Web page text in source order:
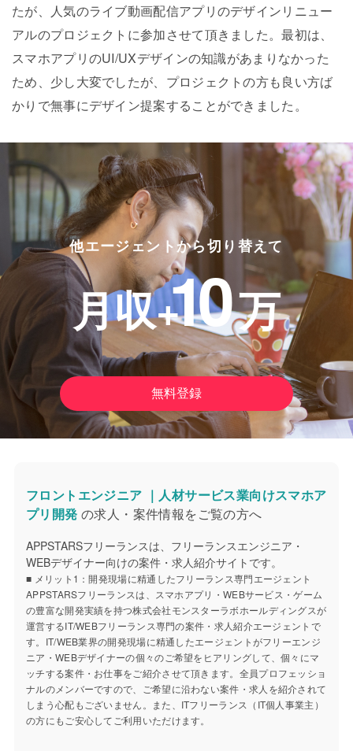
たが、人気のライブ動画配信アプリのデザインリニュー
アルのプロジェクトに参加させて頂きました。最初は、
スマホアプリのUI/UXデザインの知識があまりなかった
ため、少し大変でしたが、プロジェクトの方も良い方ば
かりで無事にデザイン提案することができました。
他エージェントから切り替えて
月収+10 万
無料登録
フロントエンジニア ｜人材サービス業向けスマホア
プリ開発 の求人・案件情報をご覧の方へ
APPSTARSフリーランスは、フリーランスエンジニア・
WEBデザイナー向けの案件・求人紹介サイトです。
■ メリット1：開発現場に精通したフリーランス専門エージェント
APPSTARSフリーランスは、スマホアプリ・WEBサービス・ゲーム
の豊富な開発実績を持つ株式会社モンスターラボホールディングスが
運営するIT/WEBフリーランス専門の案件・求人紹介エージェントで
す。IT/WEB業界の開発現場に精通したエージェントがフリーエンジ
ニア・WEBデザイナーの個々のご希望をヒアリングして、個々にマ
ッチする案件・お仕事をご紹介させて頂きます。全員プロフェッショ
ナルのメンバーですので、ご希望に沿わない案件・求人を紹介されて
しまう心配もございません。また、ITフリーランス（IT個人事業主）
の方にもご安心してご利用いただけます。